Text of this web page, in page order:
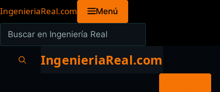
Saltar
al
contenido
IngenieriaReal.com Menú
Buscar
en
IngenieriaReal.com